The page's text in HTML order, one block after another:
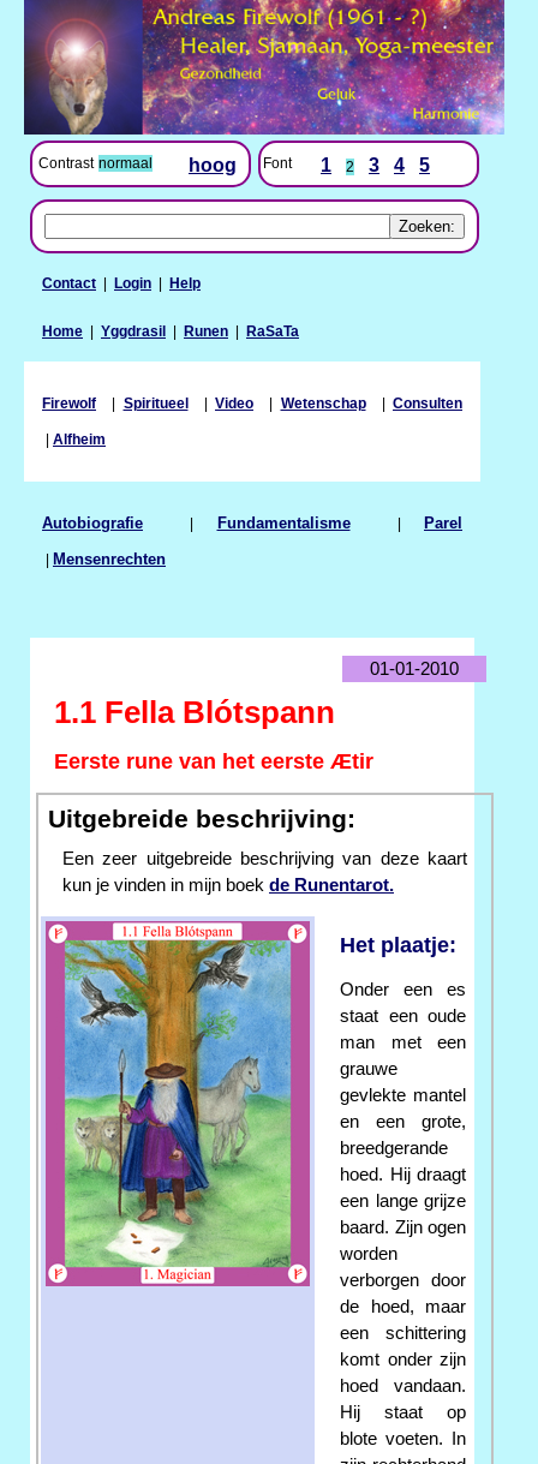
Contrast normaal hoog Font 1 2 3 4 5
Contact | Login | Help
Home | Yggdrasil | Runen | RaSaTa
Firewolf | Spiritueel| Video | Wetenschap| Consulten
| Alfheim
Autobiografie | Fundamentalisme| Parel
| Mensenrechten
01-01-2010
1.1 Fella Blótspann
Eerste rune van het eerste Ætir
Uitgebreide beschrijving:
Een zeer uitgebreide beschrijving van deze kaart
kun je vinden in mijn boek de Runentarot.
Het plaatje:
Onder een es
staat een oude
man met een
grauwe
gevlekte mantel
en een grote,
breedgerande
hoed. Hij draagt
een lange grijze
baard. Zijn ogen
worden
verborgen door
de hoed, maar
een schittering
komt onder zijn
hoed vandaan.
Hij staat op
blote voeten. In